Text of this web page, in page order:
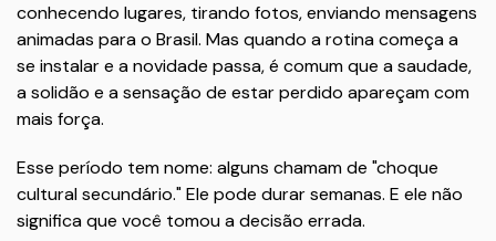
conhecendo lugares, tirando fotos, enviando mensagens
animadas para o Brasil. Mas quando a rotina começa a
se instalar e a novidade passa, é comum que a saudade,
a solidão e a sensação de estar perdido apareçam com
mais força.
Esse período tem nome: alguns chamam de "choque
cultural secundário." Ele pode durar semanas. E ele não
significa que você tomou a decisão errada.